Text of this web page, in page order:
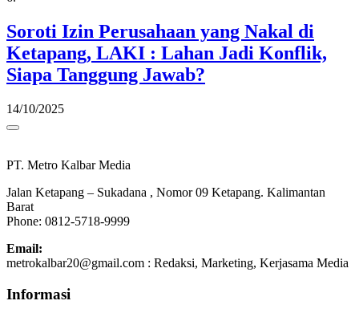
Soroti Izin Perusahaan yang Nakal di
Ketapang, LAKI : Lahan Jadi Konflik,
Siapa Tanggung Jawab?
14/10/2025
PT. Metro Kalbar Media
Jalan Ketapang – Sukadana , Nomor 09 Ketapang. Kalimantan
Barat
Phone: 0812-5718-9999
Email:
metrokalbar20@gmail.com : Redaksi, Marketing, Kerjasama Media
Informasi